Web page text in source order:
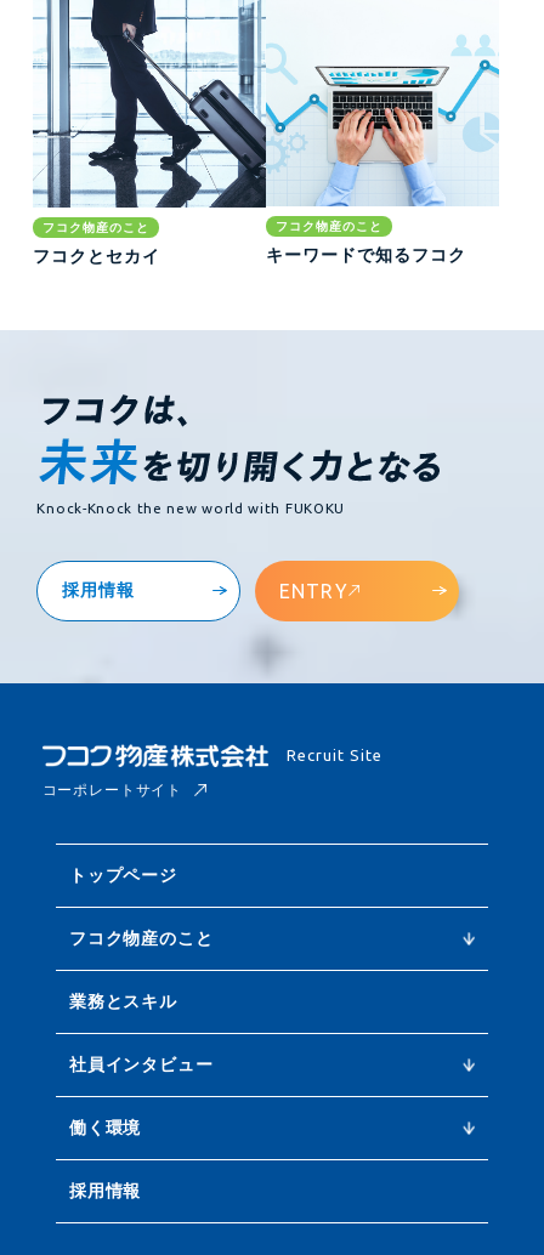
フコク物産のこと
フコクとセカイ
フコク物産のこと
キーワードで知るフコク
Knock-Knock the new world with FUKOKU
採用情報 ENTRY
Recruit Site
コーポレートサイト
トップページ
フコク物産のこと
業務とスキル
社員インタビュー
働く環境
採用情報